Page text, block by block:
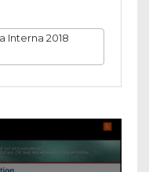
Interna 2018